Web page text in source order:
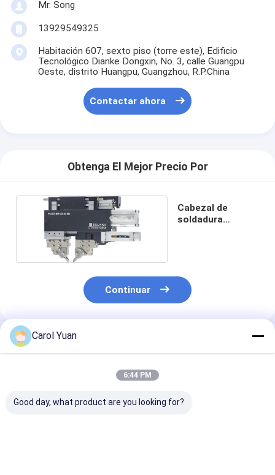
Mr. Song
13929549325
Habitación 607, sexto piso (torre este), Edificio
Tecnológico Dianke Dongxin, No. 3, calle Guangpu
Oeste, distrito Huangpu, Guangzhou, R.P.China
Contactar ahora
Obtenga El Mejor Precio Por
Cabezal de
soldadura
Continuar
Productos Recomendados
Carol Yuan
6:44 PM
Good day, what product are you looking for?